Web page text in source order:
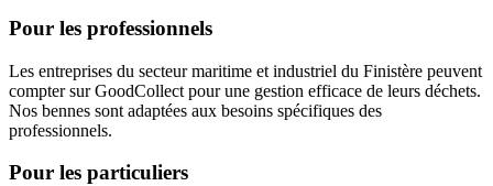
Pour les professionnels
Les entreprises du secteur maritime et industriel du Finistère peuvent
compter sur GoodCollect pour une gestion efficace de leurs déchets.
Nos bennes sont adaptées aux besoins spécifiques des
professionnels.
Pour les particuliers